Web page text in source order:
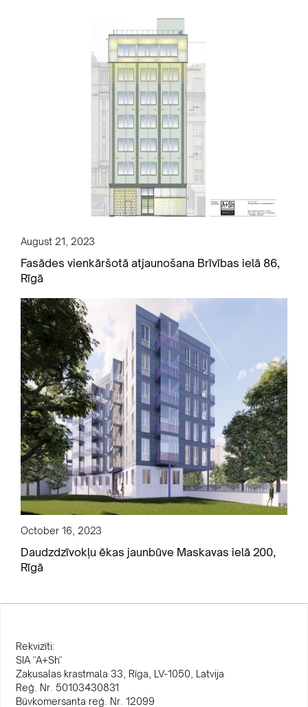
August 21, 2023
Fasādes vienkāršotā atjaunošana Brīvības ielā 86,
Rīgā
October 16, 2023
Daudzdzīvokļu ēkas jaunbūve Maskavas ielā 200,
Rīgā
Rekvizīti:
SIA "A+Sh"
Zaķusalas krastmala 33, Rīga, LV-1050, Latvija
Reģ. Nr. 50103430831
Būvkomersanta reģ. Nr. 12099